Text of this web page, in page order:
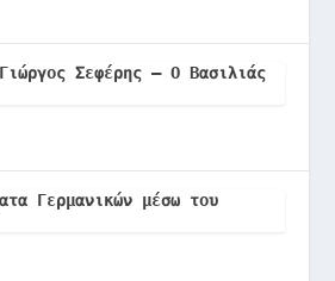
Γιώργος Σεφέρης – Ο Βασιλιάς
Γερμανικών μέσω του